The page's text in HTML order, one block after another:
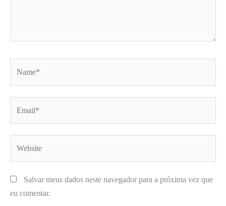
Salvar meus dados neste navegador para a próxima vez que
eu comentar.